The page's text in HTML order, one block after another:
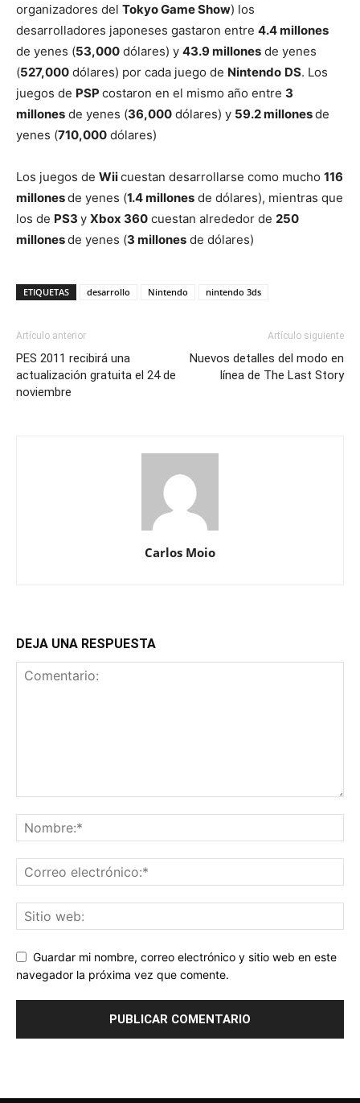
organizadores del Tokyo Game Show) los
desarrolladores japoneses gastaron entre 4.4 millones
de yenes (53,000 dólares) y 43.9 millones de yenes
(527,000 dólares) por cada juego de Nintendo DS. Los
juegos de PSP costaron en el mismo año entre 3
millones de yenes (36,000 dólares) y 59.2 millonesde
yenes (710,000 dólares)
Los juegos de Wiicuestan desarrollarse como mucho 116
millonesde yenes (1.4 millones de dólares), mientras que
los de PS3 y Xbox 360 cuestan alrededor de 250
millonesde yenes (3 millones de dólares)
ETIQUETAS desarrollo Nintendo nintendo 3ds
Artículo anterior
PES 2011 recibirá una
actualización gratuita el 24 de
noviembre
Artículo siguiente
Nuevos detalles del modo en
línea de The Last Story
Carlos Moio
DEJA UNA RESPUESTA
Guardar mi nombre, correo electrónico y sitio web en este
navegador la próxima vez que comente.